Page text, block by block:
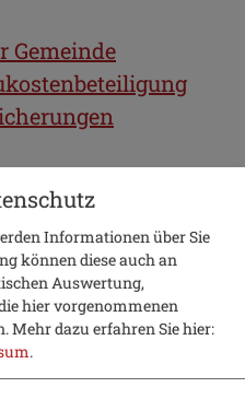
Gemeinde
(Gemeinde)
Gemeindestraßen
Informationen über Sie
können diese auch an
Auswertung,
hier vorgenommenen
Mehr dazu erfahren Sie hier:
.